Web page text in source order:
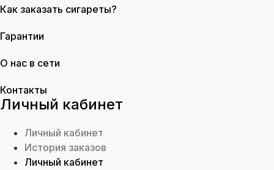
Как заказать сигареты?
Гарантии
О нас в сети
Контакты
Личный кабинет
Личный кабинет
История заказов
Личный кабинет